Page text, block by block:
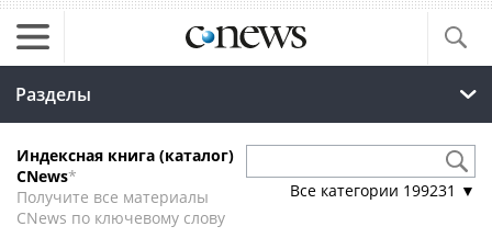
Разделы
Индексная книга (каталог)
CNews*
Получите все материалы
CNews по ключевому слову
Все категории 199231 ▼